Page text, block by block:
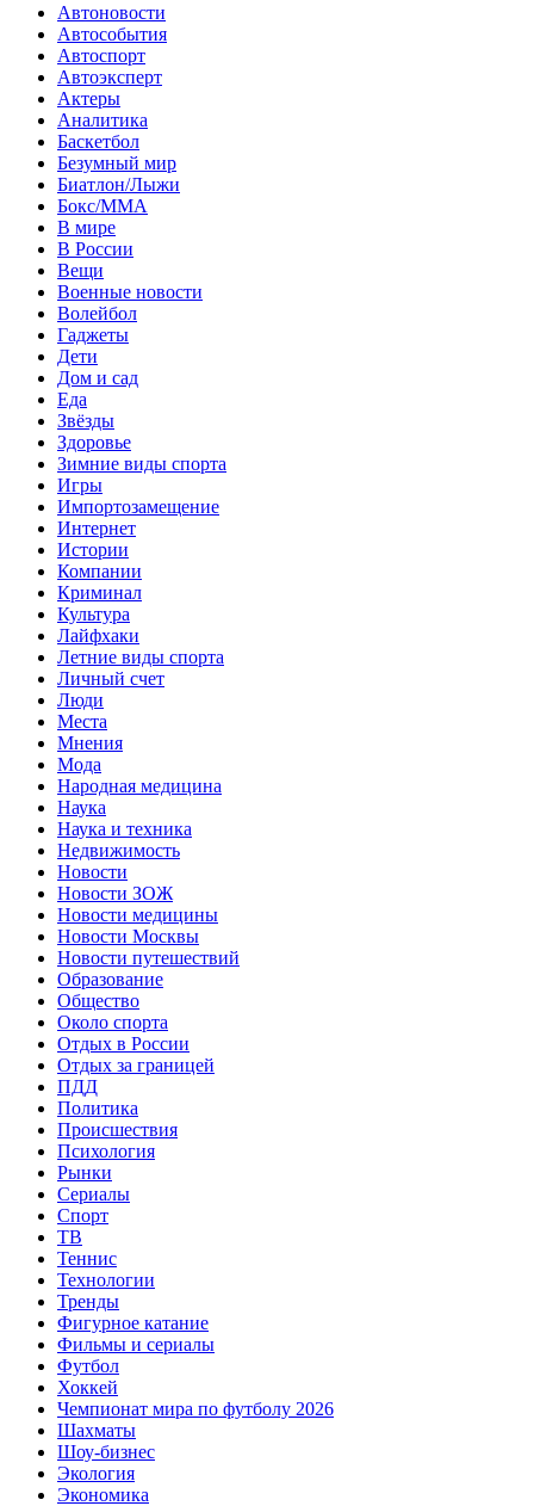
Автоновости
Автособытия
Автоспорт
Автоэксперт
Актеры
Аналитика
Баскетбол
Безумный мир
Биатлон/Лыжи
Бокс/MMA
В мире
В России
Вещи
Военные новости
Волейбол
Гаджеты
Дети
Дом и сад
Еда
Звёзды
Здоровье
Зимние виды спорта
Игры
Импортозамещение
Интернет
Истории
Компании
Криминал
Культура
Лайфхаки
Летние виды спорта
Личный счет
Люди
Места
Мнения
Мода
Народная медицина
Наука
Наука и техника
Недвижимость
Новости
Новости ЗОЖ
Новости медицины
Новости Москвы
Новости путешествий
Образование
Общество
Около спорта
Отдых в России
Отдых за границей
ПДД
Политика
Происшествия
Психология
Рынки
Сериалы
Спорт
ТВ
Теннис
Технологии
Тренды
Фигурное катание
Фильмы и сериалы
Футбол
Хоккей
Чемпионат мира по футболу 2026
Шахматы
Шоу-бизнес
Экология
Экономика